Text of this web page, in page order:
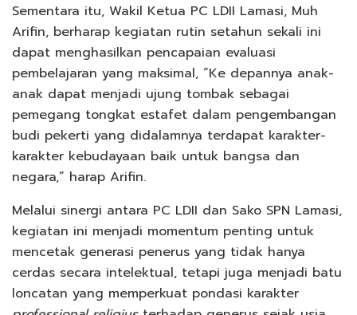
Sementara itu, Wakil Ketua PC LDII Lamasi, Muh
Arifin, berharap kegiatan rutin setahun sekali ini
dapat menghasilkan pencapaian evaluasi
pembelajaran yang maksimal, “Ke depannya anak-
anak dapat menjadi ujung tombak sebagai
pemegang tongkat estafet dalam pengembangan
budi pekerti yang didalamnya terdapat karakter-
karakter kebudayaan baik untuk bangsa dan
negara,” harap Arifin.
Melalui sinergi antara PC LDII dan Sako SPN Lamasi,
kegiatan ini menjadi momentum penting untuk
mencetak generasi penerus yang tidak hanya
cerdas secara intelektual, tetapi juga menjadi batu
loncatan yang memperkuat pondasi karakter